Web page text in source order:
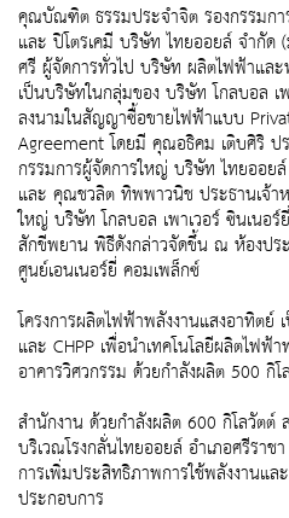
คุณบัณฑิต ธรรมประจำจิต รองกรรมกา
และ ปิโตรเคมี บริษัท ไทยออยล์ จำกั
ศรี ผู้จัดการทั่วไป บริษัท ผลิตไฟฟ้าแล
เป็นบริษัทในกลุ่มของ บริษัท โกลบอล
ลงนามในสัญญาซื้อขายไฟฟ้าแบบ
Agreement โดยมี คุณอธิคม เติบศิริ ป
กรรมการผู้จัดการใหญ่ บริษัท ไทยออ
และ คุณชวลิต ทิพพาวนิช ประธานเจ้า
ใหญ่ บริษัท โกลบอล เพาเวอร์ ซินเนอ
สักขีพยาน พิธีดังกล่าวจัดขึ้น ณ ห้องป
ศูนย์เอนเนอร์ยี่ คอมเพล็กซ์
โครงการผลิตไฟฟ้าพลังงานแสงอาทิตย์
และ CHPP เพื่อนำเทคโนโลยีผลิตไฟฟ้
อาคารวิศวกรรม ด้วยกำลังผลิต 500 กิ
สำนักงาน ด้วยกำลังผลิต 600 กิโลวัตต์
บริเวณโรงกลั่นไทยออยล์ อำเภอศรีรา
การเพิ่มประสิทธิภาพการใช้พลังงานแ
ประกอบการ